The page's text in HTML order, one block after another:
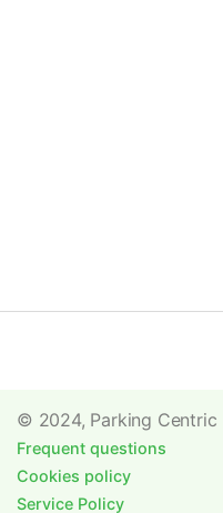
© 2024, Parking Centric |
Frequent questions
Cookies policy
Service Policy